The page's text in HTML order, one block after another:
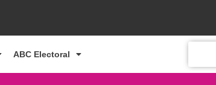
ABC Electoral